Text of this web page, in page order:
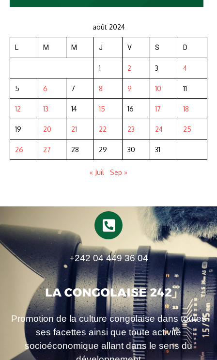
août 2024
L M M J V S D
1 2 3 4
5 6 7 8 9 10 11
12 13 14 15 16 17 18
19 20 21 22 23 24 25
26 27 28 29 30 31
« Juil Sep »
+242 04 449 36 04
Promotion de la culture congolaise dans toutes
ses facettes ainsi que toute activité
socioéconomique allant dans le sens du